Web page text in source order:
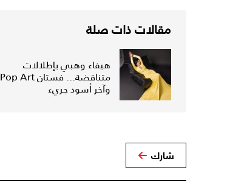
مقالات ذات صلة
هيفاء وهبي بإطلالات
متناقضة... فستان Pop Art
وآخر أسود جريء
شارك